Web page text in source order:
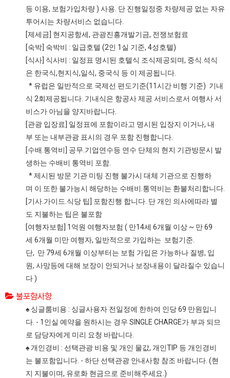
등 이용, 보험가입차량 ) 사용. 단 진행일정중 차량제공 없는 자유
투어시는 차량서비스 없습니다.
[제세금] 현지공항세, 관광진흥개발기금, 전쟁보험료
[숙박] 숙박비 : 일급호텔 (2인 1실 기준, 4성호텔)
[식사] 식사비 : 일정표 명시된 호텔식 조식제공되며, 중식.석식
은 한국식,현지식,일식, 중국식 등 이 제공됩니다.
* 유럽은 일반적으로 국제선 편도기준(11시간 비행 기준) 기내
식 2회제공됩니다. 기내식은 항공사 제공 서비스로서 여행사 서
비스가 아님을 양지바랍니다.
[관광 입장료] 일정표에 포함이라고 명시된 입장지 이거나, 내
부 또는 내부관광 표시의 경우 포함 진행합니다.
[수배.통역비] 공무.기업연수등 연수 단체의 현지 기관방문시 발
생하는 수배비 통역비 포함.
* 제시된 방문 기관 미팅 진행 불가시 대체 기관으로 진행하
며 이 또한 불가능시 해당하는 수배비.통역비는 환불처리합니다.
[기사.가이드.식당 팁] 포함진행 합니다. 단 개인 의사에따라 별
도 지불하는 팁은 불포함
[여행자보험] 1억원 여행자보험 ( 만14세 6개월 이상 ~ 만 69
세 6개월 미만 여행자, 일반적으로 가입하는 보험기준.
단, 만 79세 6개월 이상부터는 보험 가입은 가능하나 질병, 입
원, 사망등에 대해 보장이 안되거나 보장내용이 달라질수 있습니
다 )
불포함사항
♠ 싱글룸비용 : 싱글사용자 전일정에 한하여 인당 69 만원입니
다. - 1인실 예약을 원하시는 경우 SINGLE CHARGE가 부과 되므
로 담당자에게 미리 요청 바랍니다.
♠ 개인경비 : 선택관광 비용 및 개인 물값, 개인TIP 등 개인경비
는 불포함입니다. - 하단 선택관광 안내사항 참조 바랍니다. (현
지 지불이며, 유로화 현금으로 준비해주세요.)